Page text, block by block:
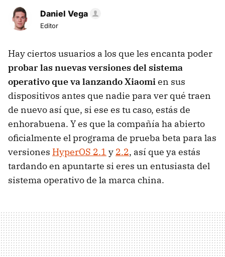
Daniel Vega
Editor
Hay ciertos usuarios a los que les encanta poder
probar las nuevas versiones del sistema
operativo que va lanzando Xiaomien sus
dispositivos antes que nadie para ver qué traen
de nuevo así que, si ese es tu caso, estás de
enhorabuena. Y es que la compañía ha abierto
oficialmente el programa de prueba beta para las
versiones HyperOS 2.1 y 2.2, así que ya estás
tardando en apuntarte si eres un entusiasta del
sistema operativo de la marca china.